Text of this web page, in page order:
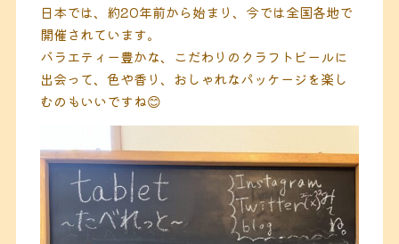
日本では、約20年前から始まり、今では全国各地で
開催されています。
バラエティー豊かな、こだわりのクラフトビールに
出会って、色や香り、おしゃれなパッケージを楽し
むのもいいですね😊